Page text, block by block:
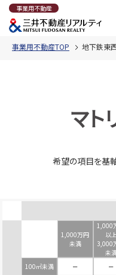
事業用不動産
事業用不動産TOP 地下鉄東
マト
希望の項目を基
1,000万円
未満
1,000
以上
3,000
未
100㎡未満 － －